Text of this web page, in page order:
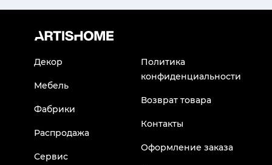
Декор
Мебель
Фабрики
Распродажа
Сервис
Политика
конфиденциальности
Возврат товара
Контакты
Оформление заказа